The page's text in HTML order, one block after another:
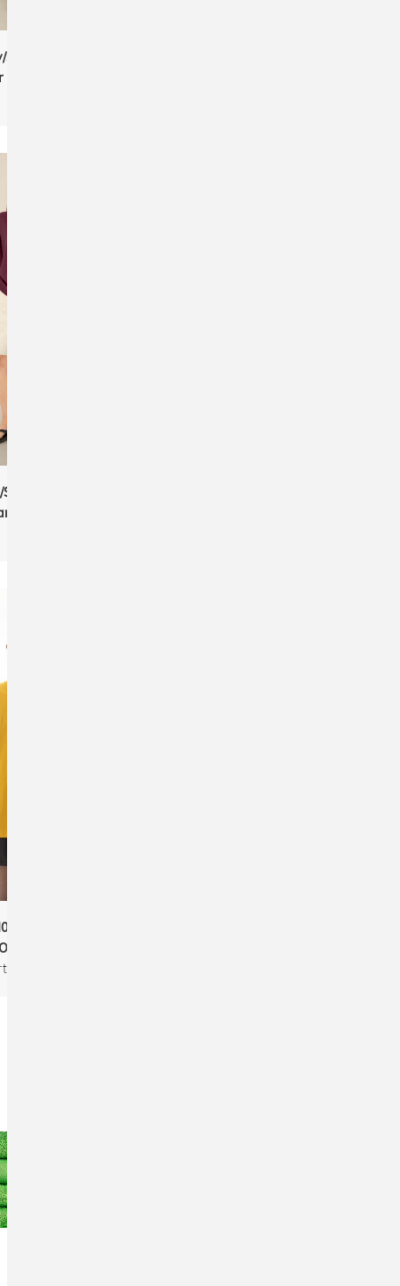
STSU269
Das Rundhals-
STSW262
Das Damen-
Men's Essential
T
Products, Bio